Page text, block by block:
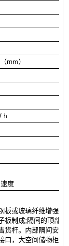
mm）
h
度
板或玻璃纤维增​​强
板制成;隔间的顶部
货杆。内部隔间安
口，大空间储物柜;